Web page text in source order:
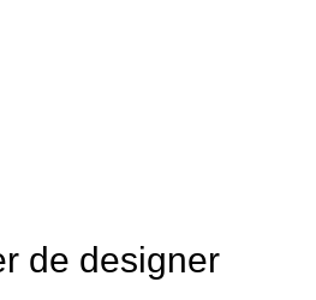
de designer